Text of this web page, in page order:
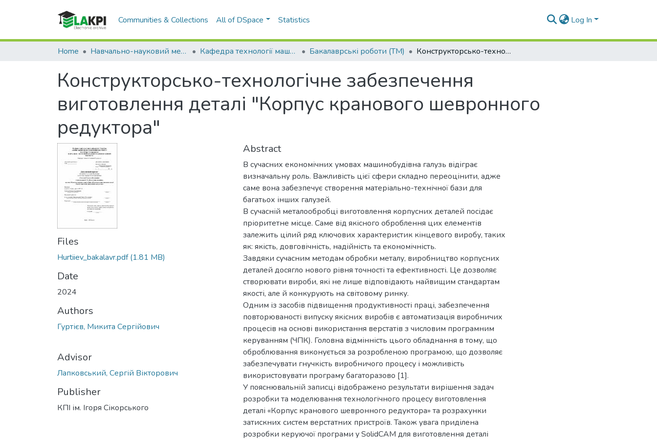
Communities & Collections All of DSpace Statistics Log In
Home Навчально-науковий механіко-машинобудівний інститут (НН ММІ) Кафедра технології машинобудування (ТМ) Бакалаврські роботи (ТМ) Конструкторсько-технологічне забезпечення виготовлення деталі "Корпус кранового шевронного редуктора"
Конструкторсько-технологічне забезпечення
виготовлення деталі "Корпус кранового шевронного
редуктора"
Files
Hurtiiev_bakalavr.pdf(1.81 MB)
Date
2024
Authors
Гуртієв, Микита Сергійович
Advisor
Лапковський, Сергій Вікторович
Publisher
КПІ ім. Ігоря Сікорського
Abstract
В сучасних економічних умовах машинобудівна галузь відіграє
визначальну роль. Важливість цієї сфери складно переоцінити, адже
саме вона забезпечує створення матеріально-технічної бази для
багатьох інших галузей.
В сучасній металообробці виготовлення корпусних деталей посідає
пріоритетне місце. Саме від якісного оброблення цих елементів
залежить цілий ряд ключових характеристик кінцевого виробу, таких
як: якість, довговічність, надійність та економічність.
Завдяки сучасним методам обробки металу, виробництво корпусних
деталей досягло нового рівня точності та ефективності. Це дозволяє
створювати вироби, які не лише відповідають найвищим стандартам
якості, але й конкурують на світовому ринку.
Одним із засобів підвищення продуктивності праці, забезпечення
повторюваності випуску якісних виробів є автоматизація виробничих
процесів на основі використання верстатів з числовим програмним
керуванням (ЧПК). Головна відмінність цього обладнання в тому, що
оброблювання виконується за розробленою програмою, що дозволяє
забезпечувати гнучкість виробничого процесу і можливість
використовувати програму багаторазово [1].
У пояснювальній записці відображено результати вирішення задач
розробки та моделювання технологічного процесу виготовлення
деталі «Корпус кранового шевронного редуктора» та розрахунки
затискних систем верстатних пристроїв. Також увага приділена
розробки керуючої програми у SolidCAM для виготовлення деталі